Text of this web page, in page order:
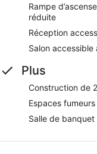
Rampe
réduite
Réception
Salon
Plus
Construction de
Espaces
Salle de banquet